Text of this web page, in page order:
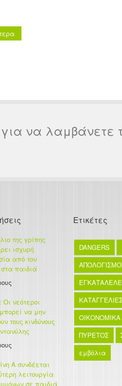
να λαμβάνετε
της γρίπης
ισχυρή
από τον
παιδιά
νεότεροι
να μην
τους κινδύνους
Α συνδέεται
λειτουργία
σε παιδιά
Ετικέτες
DANGERS
ΟΙΚΟΝΟΜΙΚΑ
ΠΥΡΕΤΟΣ
εμβόλια